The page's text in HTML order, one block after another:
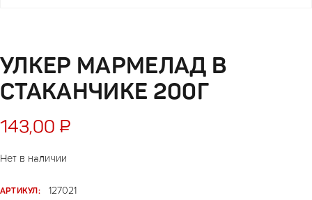
УЛКЕР МАРМЕЛАД В
СТАКАНЧИКЕ 200Г
143,00 ₽
Нет в наличии
АРТИКУЛ:
127021